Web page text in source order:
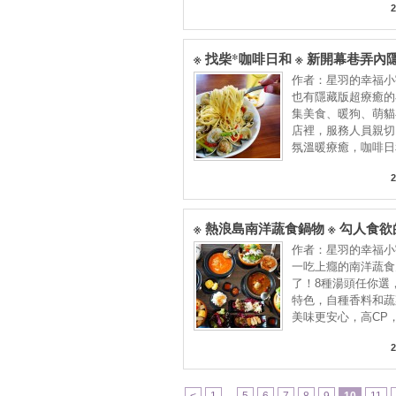
※ 找柴*咖啡日和 ※ 新開幕巷弄內
卡哇依小秘境！美食、暖狗、萌
起，療癒萌化你的心~【星羽愛美
區】
作者：星羽的幸福
也有隱藏版超療癒
集美食、暖狗、萌
店裡，服務人員親
氛溫暖療癒，咖啡
※ 熱浪島南洋蔬食鍋物 ※ 勾人食
食火鍋來拉！南洋風湯頭獨具特
類多CP值高，還有飲料跟霜淇淋
【星羽是吃貨-台中西屯】
作者：星羽的幸福
一吃上癮的南洋蔬
了！8種湯頭任你選
特色，自種香料和
美味更安心，高CP